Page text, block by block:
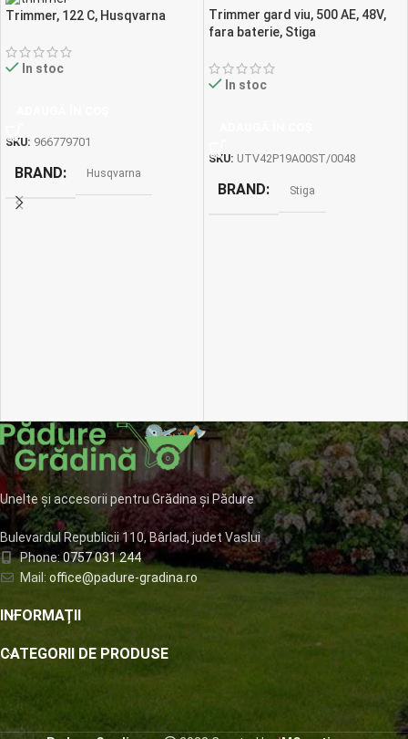
Trimmer, 122 C, Husqvarna
In stoc
SKU: 966779701
BRAND Husqvarna
Trimmer gard viu, 500 AE, 48V,
fara baterie, Stiga
In stoc
SKU: UTV42P19A00ST/0048
BRAND Stiga
Unelte și accesorii pentru Grădina și Pădure
Bulevardul Republicii 110, Bârlad, judet Vaslui
Phone:0757 031 244
Mail: office@padure-gradina.ro
INFORMAȚII
CATEGORII DE PRODUSE